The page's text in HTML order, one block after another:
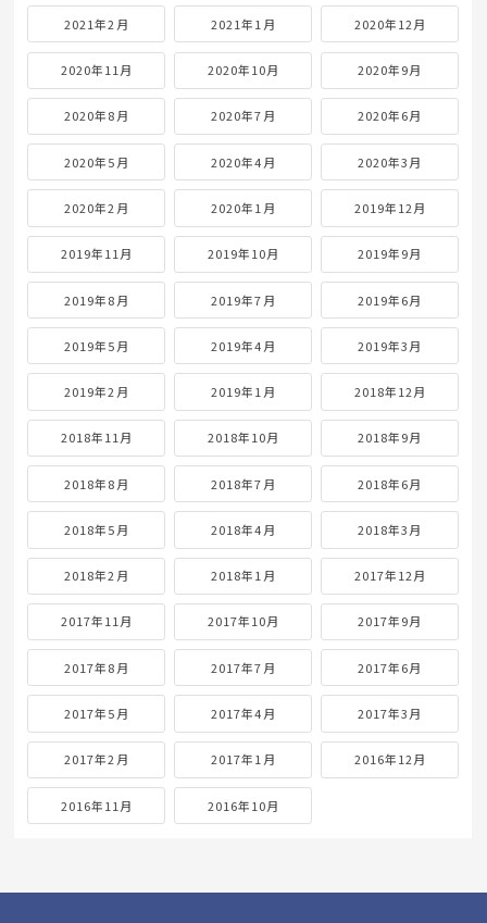
2021年2月 2021年1月 2020年12月
2020年11月 2020年10月 2020年9月
2020年8月 2020年7月 2020年6月
2020年5月 2020年4月 2020年3月
2020年2月 2020年1月 2019年12月
2019年11月 2019年10月 2019年9月
2019年8月 2019年7月 2019年6月
2019年5月 2019年4月 2019年3月
2019年2月 2019年1月 2018年12月
2018年11月 2018年10月 2018年9月
2018年8月 2018年7月 2018年6月
2018年5月 2018年4月 2018年3月
2018年2月 2018年1月 2017年12月
2017年11月 2017年10月 2017年9月
2017年8月 2017年7月 2017年6月
2017年5月 2017年4月 2017年3月
2017年2月 2017年1月 2016年12月
2016年11月 2016年10月